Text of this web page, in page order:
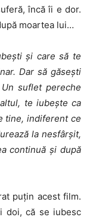
încă îi e dor.
moartea lui…
şi care să te
Dar să găseşti
suflet pereche
te iubeşte ca
tine, indiferent ce
la nesfârşit,
continuă şi după
puţin acest film.
doi, că se iubesc